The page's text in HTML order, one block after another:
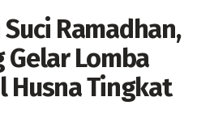
Ramadhan,
Gelar Lomba
Husna Tingkat